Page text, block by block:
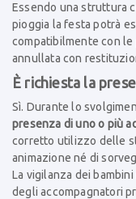
Essendo una struttura
pioggia la festa potrà
compatibilmente con
annullata con
È richiesta la
Sì. Durante lo
presenza di uno o più
corretto utilizzo delle
animazione né di
La vigilanza dei
degli accompagnatori